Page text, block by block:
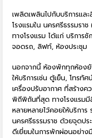
เพลิดเพลินไปกับบริการแล
โรงแรมใน นครศรีธรรมรา
ทางโรงแรม ได้แก่ บริการ
จอดรถ, ลิฟท์, ห้องประชุม
นอกจากนี้ ห้องพักทุกห้องยั
ให้บริการเช่น ตู้เย็น, โทรทั
เครื่องปรับอากาศ ที่สร้างค
พิถีพิถันที่สุด ทางโรงแรมมี
หลายหลายไว้คอยให้บริกา
นครศรีธรรมราช ด้วยจุดป
ดีเยี่ยมในการพักผ่อนอย่าง